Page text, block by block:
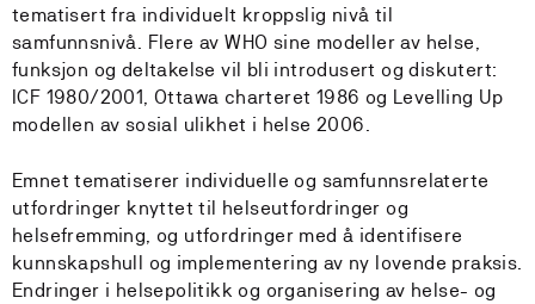
tematisert fra individuelt kroppslig nivå til
samfunnsnivå. Flere av WHO sine modeller av helse,
funksjon og deltakelse vil bli introdusert og diskutert:
ICF 1980/2001, Ottawa charteret 1986 og Levelling Up
modellen av sosial ulikhet i helse 2006.
Emnet tematiserer individuelle og samfunnsrelaterte
utfordringer knyttet til helseutfordringer og
helsefremming, og utfordringer med å identifisere
kunnskapshull og implementering av ny lovende praksis.
Endringer i helsepolitikk og organisering av helse- og